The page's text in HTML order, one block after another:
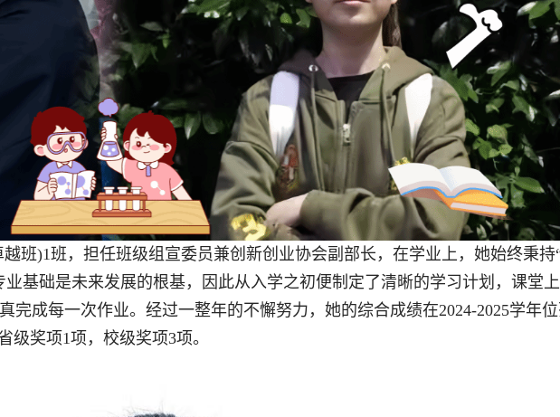
班)1班，担任班级组宣委员兼创新创业协会副部长，在学业上，她始终秉持
基础是未来发展的根基，因此从入学之初便制定了清晰的学习计划，课堂
完成每一次作业。经过一整年的不懈努力，她的综合成绩在2024-2025学年
级奖项1项，校级奖项3项。